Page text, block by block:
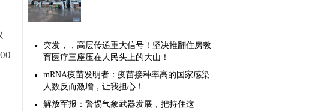
突发，，高层传递重大信号！坚决推翻住房教
育医疗三座压在人民头上的大山！
mRNA疫苗发明者：疫苗接种率高的国家感染
人数反而激增，让我担心！
解放军报：警惕气象武器发展，把持住这